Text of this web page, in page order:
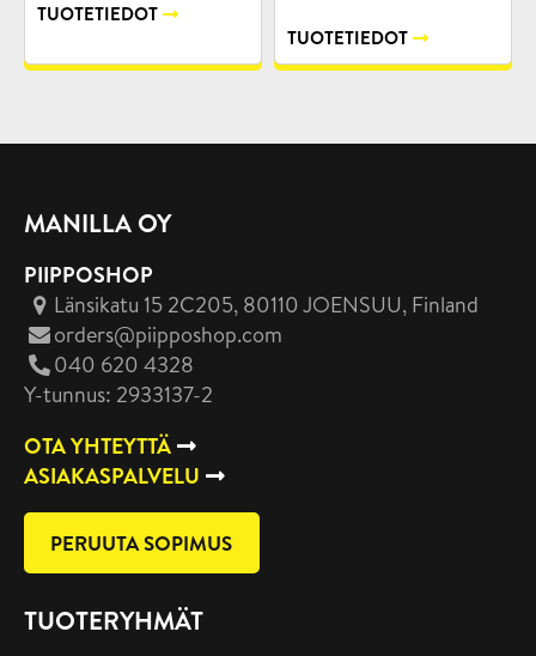
TUOTETIEDOT
TUOTETIEDOT
MANILLA OY
PIIPPOSHOP
Länsikatu 15 2C205, 80110 JOENSUU, Finland
orders@piipposhop.com
040 620 4328
Y-tunnus: 2933137-2
OTA YHTEYTTÄ
ASIAKASPALVELU
PERUUTA SOPIMUS
TUOTERYHMÄT